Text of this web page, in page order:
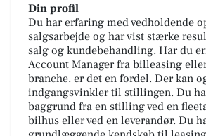
Din profil
Du har erfaring med vedholdende
salgsarbejde og har vist stærke
salg og kundebehandling. Har du
Account Manager fra billeasing
branche, er det en fordel. Der kan
indgangsvinkler til stillingen. Du
baggrund fra en stilling ved en
bilhus eller ved en leverandør. Du